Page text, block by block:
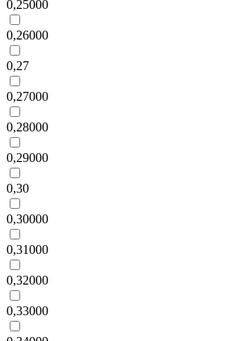
0,25000
0,26000
0,27
0,27000
0,28000
0,29000
0,30
0,30000
0,31000
0,32000
0,33000